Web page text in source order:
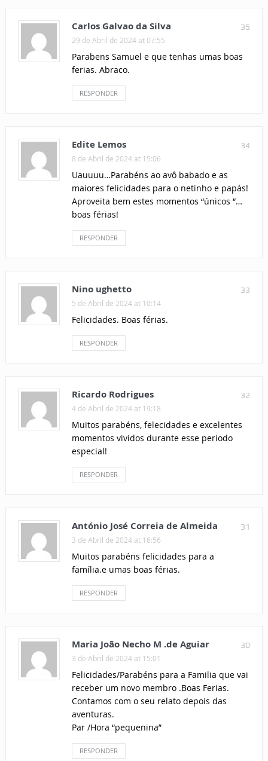
35
Carlos Galvao da Silva
29 de Abril de 2024 at 07:55
Parabens Samuel e que tenhas umas boas
ferias. Abraco.
RESPONDER
34
Edite Lemos
8 de Abril de 2024 at 15:06
Uauuuu…Parabéns ao avô babado e as
maiores felicidades para o netinho e papás!
Aproveita bem estes momentos “únicos “…
boas férias!
RESPONDER
33
Nino ughetto
5 de Abril de 2024 at 10:14
Felicidades. Boas férias.
RESPONDER
32
Ricardo Rodrigues
4 de Abril de 2024 at 19:18
Muitos parabéns, felecidades e excelentes
momentos vividos durante esse periodo
especial!
RESPONDER
31
António José Correia de Almeida
3 de Abril de 2024 at 16:56
Muitos parabéns felicidades para a
família.e umas boas férias.
RESPONDER
30
Maria João Necho M .de Aguiar
3 de Abril de 2024 at 15:01
Felicidades/Parabéns para a Familia que vai
receber um novo membro .Boas Ferias.
Contamos com o seu relato depois das
aventuras.
Par /Hora “pequenina”
RESPONDER